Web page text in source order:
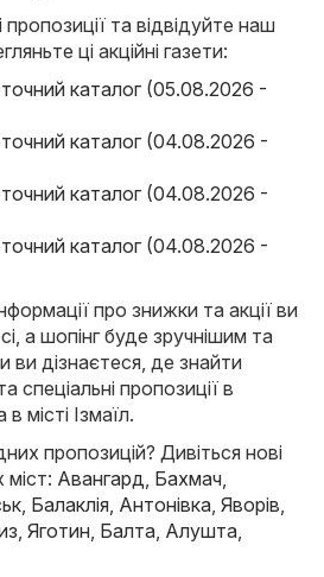
та відвідуйте наш
ці акційні газети:
каталог (05.08.2026 -
каталог (04.08.2026 -
каталог (04.08.2026 -
каталог (04.08.2026 -
про знижки та акції ви
а шопінг буде зручнішим та
ви дізнаєтеся, де знайти
спеціальні пропозиції в
місті Ізмаїл.
пропозицій? Дивіться нові
міст: Авангард Бахмач
Балаклія Антонівка Яворів
Яготин Балта Алушта